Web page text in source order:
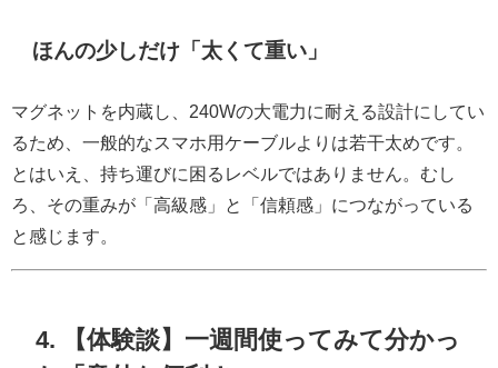
ほんの少しだけ「太くて重い」
マグネットを内蔵し、240Wの大電力に耐える設計にしてい
るため、一般的なスマホ用ケーブルよりは若干太めです。
とはいえ、持ち運びに困るレベルではありません。むし
ろ、その重みが「高級感」と「信頼感」につながっている
と感じます。
4. 【体験談】一週間使ってみて分かっ